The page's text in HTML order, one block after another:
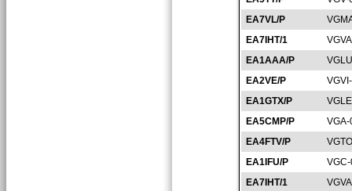
EA7VL/P
EA7IHT/1
EA1AAA/P
EA2VE/P
EA1GTX/P
EA5CMP/P
EA4FTV/P
EA1IFU/P
EA7IHT/1